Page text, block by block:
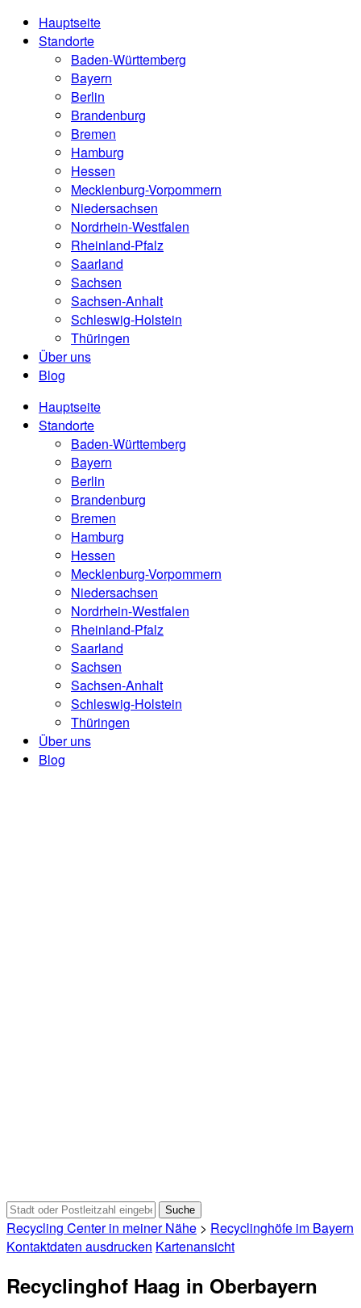
Hauptseite
Standorte
Baden-Württemberg
Bayern
Berlin
Brandenburg
Bremen
Hamburg
Hessen
Mecklenburg-Vorpommern
Niedersachsen
Nordrhein-Westfalen
Rheinland-Pfalz
Saarland
Sachsen
Sachsen-Anhalt
Schleswig-Holstein
Thüringen
Über uns
Blog
Hauptseite
Standorte
Baden-Württemberg
Bayern
Berlin
Brandenburg
Bremen
Hamburg
Hessen
Mecklenburg-Vorpommern
Niedersachsen
Nordrhein-Westfalen
Rheinland-Pfalz
Saarland
Sachsen
Sachsen-Anhalt
Schleswig-Holstein
Thüringen
Über uns
Blog
Recycling Center in meiner Nähe > Recyclinghöfe im Bayern
Kontaktdaten ausdrucken Kartenansicht
Recyclinghof Haag in Oberbayern